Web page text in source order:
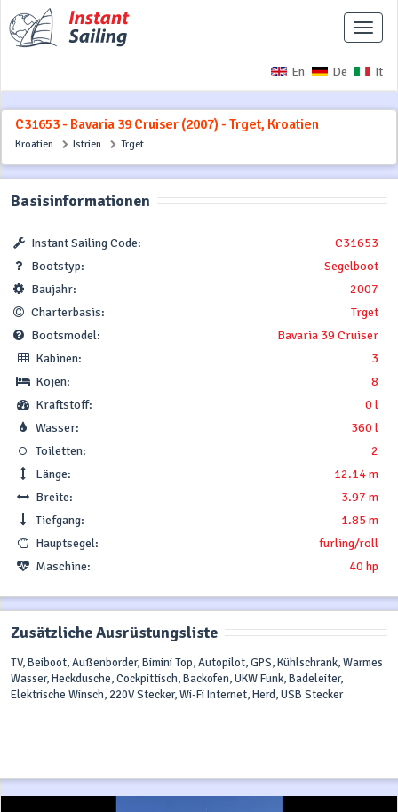
En De It
C31653 - Bavaria 39 Cruiser (2007) - Trget, Kroatien
Kroatien Istrien Trget
Basisinformationen
Instant Sailing Code:
C31653
Bootstyp:
Segelboot
Baujahr:
2007
Charterbasis:
Trget
Bootsmodel:
Bavaria 39 Cruiser
Kabinen:
3
Kojen:
8
Kraftstoff:
0 l
Wasser:
360 l
Toiletten:
2
Länge:
12.14 m
Breite:
3.97 m
Tiefgang:
1.85 m
Hauptsegel:
furling/roll
Maschine:
40 hp
Zusätzliche Ausrüstungsliste
TV, Beiboot, Außenborder, Bimini Top, Autopilot, GPS, Kühlschrank, Warmes
Wasser, Heckdusche, Cockpittisch, Backofen, UKW Funk, Badeleiter,
Elektrische Winsch, 220V Stecker, Wi-Fi Internet, Herd, USB Stecker